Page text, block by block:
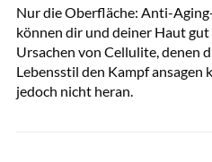
Nur die Oberfläche: Anti-
können dir und deiner Haut
Ursachen von Cellulite, denen
Lebensstil den Kampf ansagen
jedoch nicht heran.